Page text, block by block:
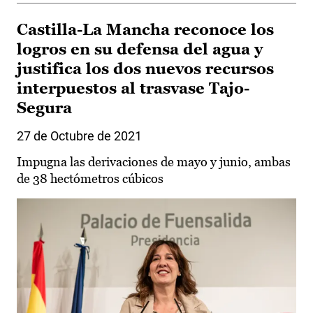
Castilla-La Mancha reconoce los
logros en su defensa del agua y
justifica los dos nuevos recursos
interpuestos al trasvase Tajo-
Segura
27 de Octubre de 2021
Impugna las derivaciones de mayo y junio, ambas
de 38 hectómetros cúbicos